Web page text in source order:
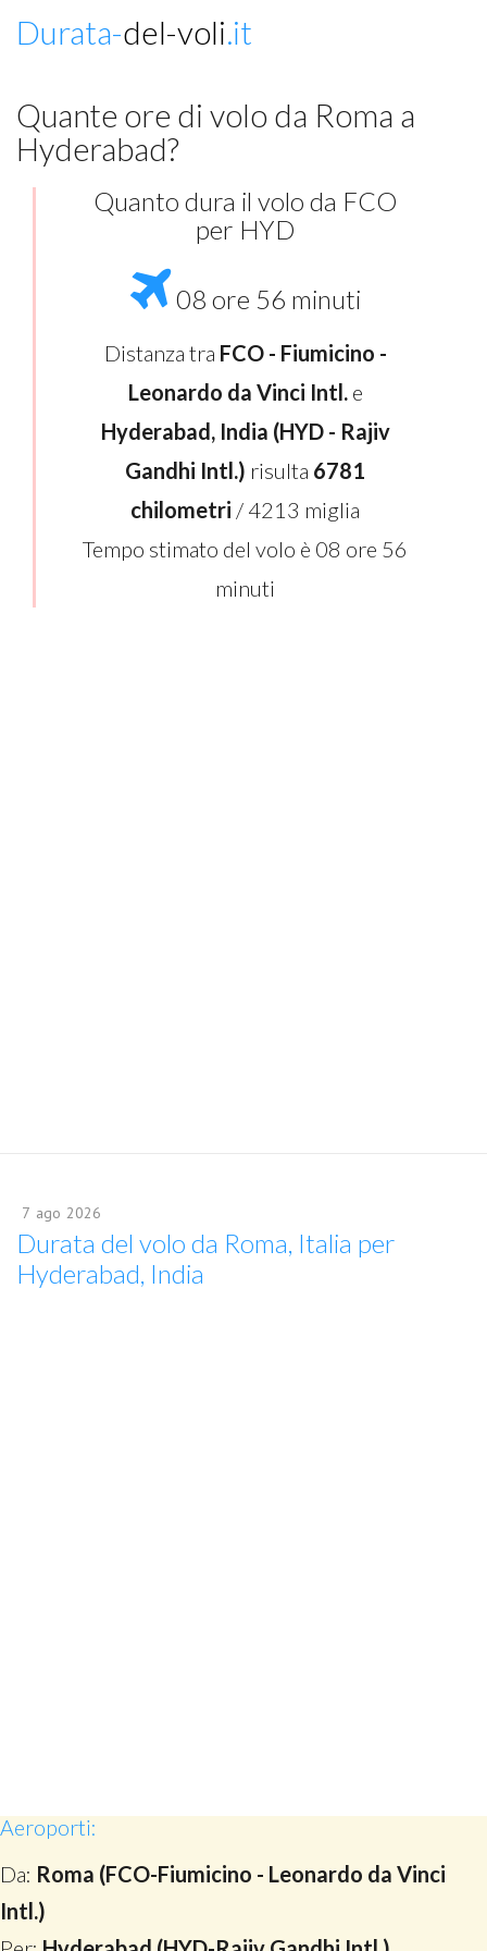
Durata-del-voli.it
Quante ore di volo da Roma a
Hyderabad?
Quanto dura il volo da FCO
per HYD
08 ore 56 minuti
Distanza tra FCO - Fiumicino -
Leonardo da Vinci Intl.e
Hyderabad, India (HYD - Rajiv
Gandhi Intl.) risulta 6781
chilometri / 4213 miglia
Tempo stimato del volo è 08 ore 56
minuti
7 ago 2026
Durata del volo da Roma, Italia per
Hyderabad, India
Aeroporti:
Da: Roma (FCO-Fiumicino - Leonardo da Vinci
Intl.)